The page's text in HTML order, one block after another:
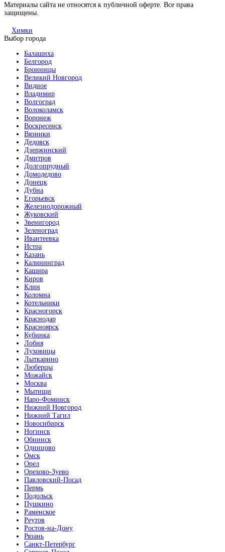
Материалы сайта не относятся к публичной оферте. Все права
защищены.
Химки
Выбор города
Балашиха
Белгород
Бронницы
Великий Новгород
Видное
Владимир
Волгоград
Волоколамск
Воронеж
Воскресенск
Вязники
Дедовск
Дзержинский
Дмитров
Долгопрудный
Домодедово
Донецк
Дубна
Егорьевск
Железнодорожный
Жуковский
Звенигород
Зеленоград
Ивантеевка
Истра
Казань
Калининград
Кашира
Киров
Клин
Коломна
Котельники
Красногорск
Краснодар
Красноярск
Кубинка
Лобня
Луховицы
Лыткарино
Люберцы
Можайск
Москва
Мытищи
Наро-Фоминск
Нижний Новгород
Нижний Тагил
Новосибирск
Ногинск
Обнинск
Одинцово
Омск
Орел
Орехово-Зуево
Павловский-Посад
Пермь
Подольск
Пушкино
Раменское
Реутов
Ростов-на-Дону
Рязань
Санкт-Петербург